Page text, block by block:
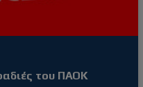
του ΠΑΟΚ